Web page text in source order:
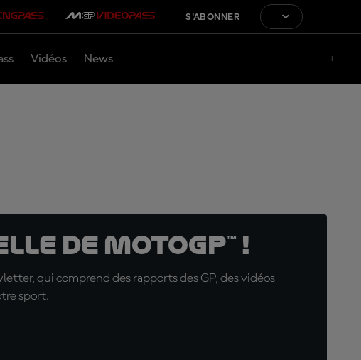
S'ABONNER
Vidéos News
de MotoGP™ !
qui comprend des rapports des GP, des vidéos
sport.